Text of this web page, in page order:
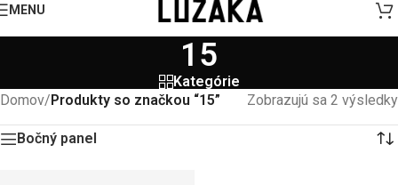
MENU
15
Kategórie
Domov/Produkty so značkou “15” Zobrazujú sa 2 výsledky
Bočný panel